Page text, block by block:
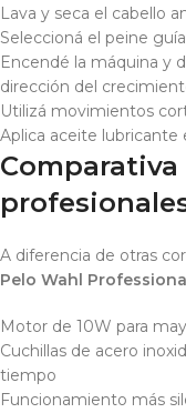
Lava y seca el cabello
Seleccioná el peine
Encendé la máquina y
dirección del
Utilizá movimientos
Aplica aceite lubricante
A diferencia de otras
Pelo Wahl
Motor de 10W para
Cuchillas de acero
tiempo
Funcionamiento más